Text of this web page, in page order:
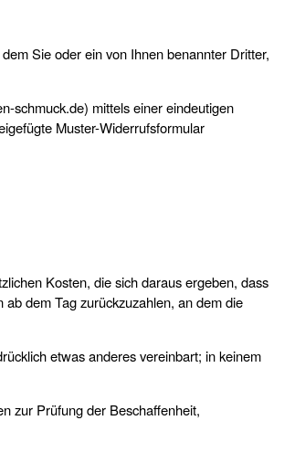
Sie oder ein von Ihnen benannter Dritter,
schmuck.de) mittels einer eindeutigen
Muster-Widerrufsformular
Kosten, die sich daraus ergeben, dass
dem Tag zurückzuzahlen, an dem die
etwas anderes vereinbart; in keinem
zur Prüfung der Beschaffenheit,